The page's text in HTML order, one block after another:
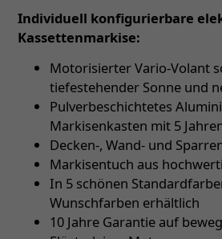
Individuell konfigurierbare
Kassettenmarkise:
Motorisierter Vario-Volant
tiefestehender Sonne und
Pulverbeschichtetes
Markisenkasten mit 5
Decken-, Wand- und
Markisentuch aus
In 5 schönen
Wunschfarben erhältlich
10 Jahre Garantie auf